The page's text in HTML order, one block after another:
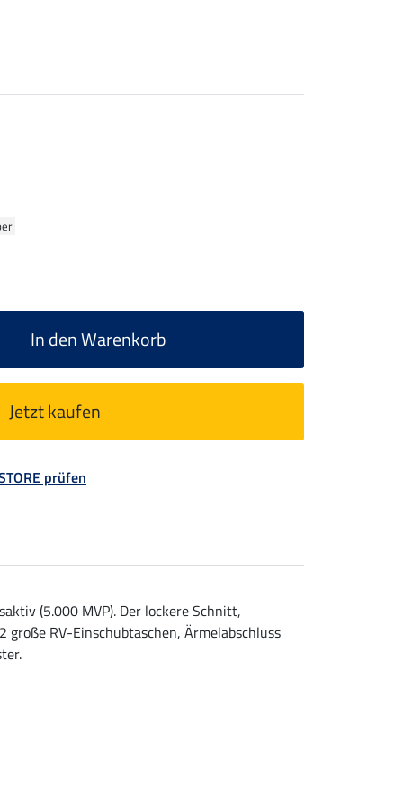
In den Warenkorb
Jetzt kaufen
prüfen
(5.000 MVP). Der lockere Schnitt,
RV-Einschubtaschen, Ärmelabschluss